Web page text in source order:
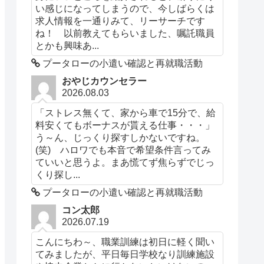
い感じになってしまうので、今しばらくは
求人情報を一通りみて、リーサーチです
ね！ 以前教えてもらいました、嘱託職員
とかも興味あ...
プータローの小遣い確認と再就職活動
おやじカウンセラー
2026.08.03
「ストレス無くて、家から車で15分で、給
料安くてもボーナスが貰える仕事・・・」
う～ん、じっくり探すしかないですね。
(笑) ハロワでも本音で希望条件言ってみ
ていいと思うよ。まあ慌てず焦らずでじっ
くり探し...
プータローの小遣い確認と再就職活動
コン太郎
2026.07.19
こんにちわ～、職業訓練は初日に軽く聞い
てみましたが、平日毎日学校なり訓練施設